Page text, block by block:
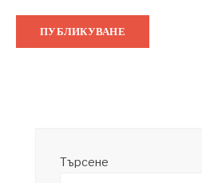
Търсене